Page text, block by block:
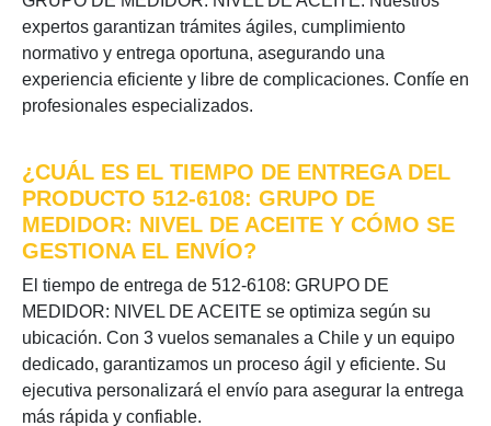
expertos garantizan trámites ágiles, cumplimiento
normativo y entrega oportuna, asegurando una
experiencia eficiente y libre de complicaciones. Confíe en
profesionales especializados.
¿CUÁL ES EL TIEMPO DE ENTREGA DEL
PRODUCTO 512-6108: GRUPO DE
MEDIDOR: NIVEL DE ACEITE Y CÓMO SE
GESTIONA EL ENVÍO?
El tiempo de entrega de 512-6108: GRUPO DE
MEDIDOR: NIVEL DE ACEITE se optimiza según su
ubicación. Con 3 vuelos semanales a Chile y un equipo
dedicado, garantizamos un proceso ágil y eficiente. Su
ejecutiva personalizará el envío para asegurar la entrega
más rápida y confiable.